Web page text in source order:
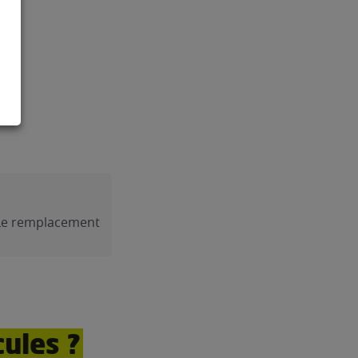
remplacement
?